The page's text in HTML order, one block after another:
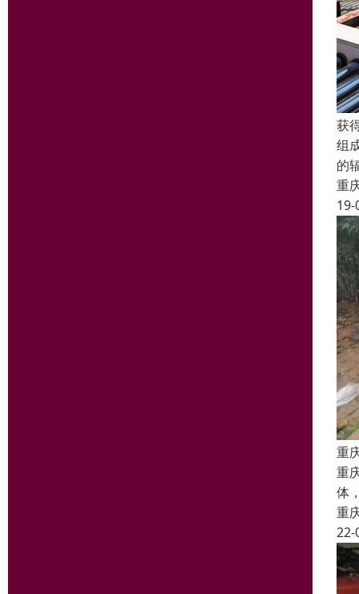
获
组
的
重
19-
重
重
体
重
22-